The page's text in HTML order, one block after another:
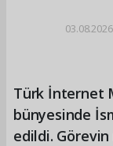
Türk İnternet
bünyesinde
edildi.